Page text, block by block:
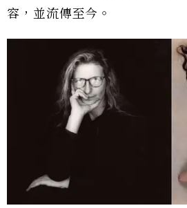
容，並流傳至今。